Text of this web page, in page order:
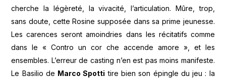
cherche la légèreté, la vivacité, l’articulation. Mûre, trop,
sans doute, cette Rosine supposée dans sa prime jeunesse.
Les carences seront amoindries dans les récitatifs comme
dans le « Contro un cor che accende amore », et les
ensembles. L’erreur de casting n’en est pas moins manifeste.
Le Basilio de Marco Spotti tire bien son épingle du jeu : la